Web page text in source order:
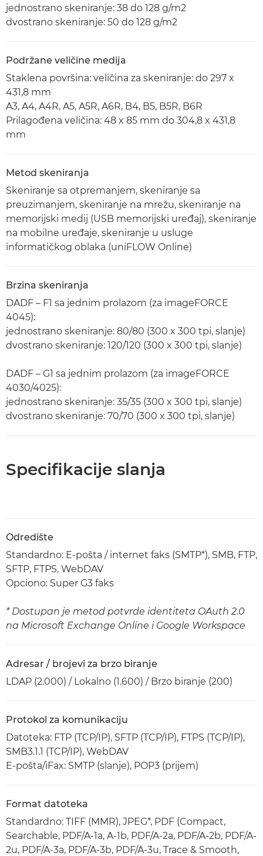
jednostrano skeniranje: 38 do 128 g/m2
dvostrano skeniranje: 50 do 128 g/m2
Podržane veličine medija
Staklena površina: veličina za skeniranje: do 297 x
431,8 mm
A3, A4, A4R, A5, A5R, A6R, B4, B5, B5R, B6R
Prilagođena veličina: 48 x 85 mm do 304,8 x 431,8
mm
Metod skeniranja
Skeniranje sa otpremanjem, skeniranje sa
preuzimanjem, skeniranje na mrežu, skeniranje na
memorijski medij (USB memorijski uređaj), skeniranje
na mobilne uređaje, skeniranje u usluge
informatičkog oblaka (uniFLOW Online)
Brzina skeniranja
DADF – F1 sa jednim prolazom (za imageFORCE
4045):
jednostrano skeniranje: 80/80 (300 x 300 tpi, slanje)
dvostrano skeniranje: 120/120 (300 x 300 tpi, slanje)
DADF – G1 sa jednim prolazom (za imageFORCE
4030/4025):
jednostrano skeniranje: 35/35 (300 x 300 tpi, slanje)
dvostrano skeniranje: 70/70 (300 x 300 tpi, slanje)
Specifikacije slanja
Odredište
Standardno: E-pošta / internet faks (SMTP*), SMB, FTP,
SFTP, FTPS, WebDAV
Opciono: Super G3 faks
* Dostupan je metod potvrde identiteta OAuth 2.0
na Microsoft Exchange Online i Google Workspace
Adresar / brojevi za brzo biranje
LDAP (2.000) / Lokalno (1.600) / Brzo biranje (200)
Protokol za komunikaciju
Datoteka: FTP (TCP/IP), SFTP (TCP/IP), FTPS (TCP/IP),
SMB3.1.1 (TCP/IP), WebDAV
E-pošta/iFax: SMTP (slanje), POP3 (prijem)
Format datoteka
Standardno: TIFF (MMR), JPEG*, PDF (Compact,
Searchable, PDF/A-1a, A-1b, PDF/A-2a, PDF/A-2b, PDF/A-
2u, PDF/A-3a, PDF/A-3b, PDF/A-3u, Trace & Smooth,